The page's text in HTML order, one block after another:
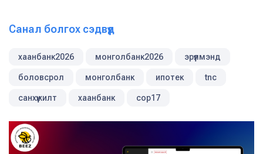
Санал болгох сэдвүүд
хаанбанк2026 монголбанк2026 эрүүлмэнд
боловсрол монголбанк ипотек tnc
санхүүжилт хаанбанк cop17